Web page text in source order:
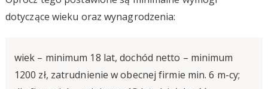
dotyczące wieku oraz wynagrodzenia:
wiek – minimum 18 lat, dochód netto – minimum
1200 zł, zatrudnienie w obecnej firmie min. 6 m-cy;